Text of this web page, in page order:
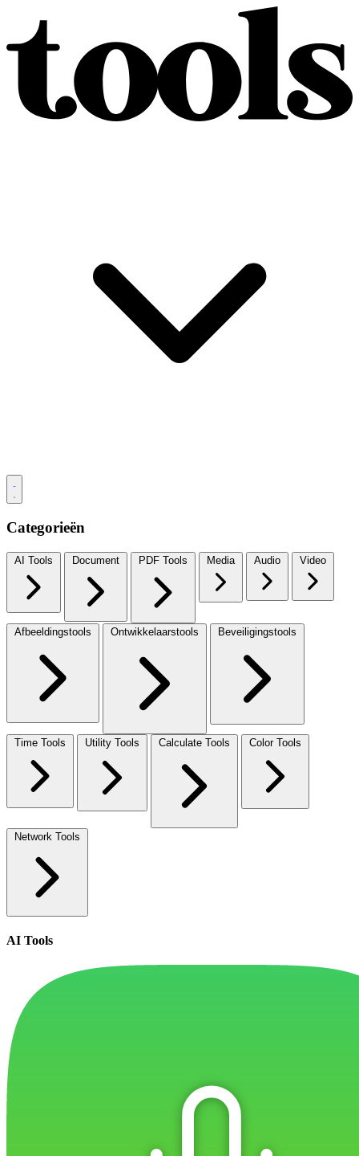
Categorieën
AI Tools Document PDF Tools Media Audio Video
Afbeeldingstools Ontwikkelaarstools Beveiligingstools
Time Tools Utility Tools Calculate Tools Color Tools
Network Tools
AI Tools